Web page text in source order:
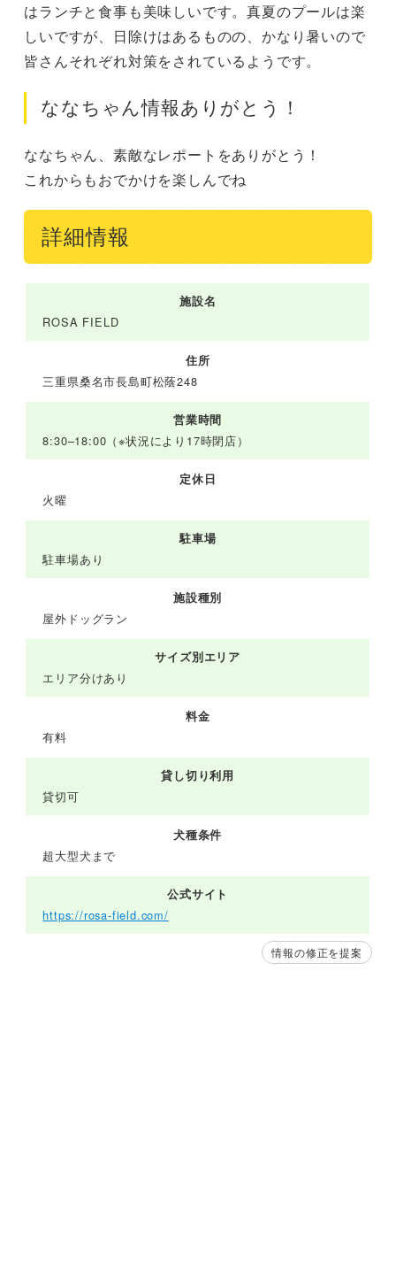
はランチと食事も美味しいです。真夏のプールは楽
しいですが、日除けはあるものの、かなり暑いので
皆さんそれぞれ対策をされているようです。
ななちゃん情報ありがとう！
ななちゃん、素敵なレポートをありがとう！
これからもおでかけを楽しんでね
詳細情報
施設名
ROSA FIELD
住所
三重県桑名市長島町松蔭248
営業時間
8:30–18:00（※状況により17時閉店）
定休日
火曜
駐車場
駐車場あり
施設種別
屋外ドッグラン
サイズ別エリア
エリア分けあり
料金
有料
貸し切り利用
貸切可
犬種条件
超大型犬まで
公式サイト
https://rosa-field.com/
情報の修正を提案